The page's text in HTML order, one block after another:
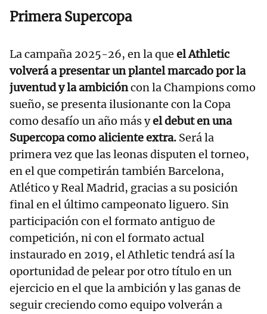
Primera Supercopa
La campaña 2025-26, en la que el Athletic
volverá a presentar un plantel marcado por la
juventud y la ambicióncon la Champions como
sueño, se presenta ilusionante con la Copa
como desafío un año más yel debut en una
Supercopa como aliciente extra. Será la
primera vez que las leonas disputen el torneo,
en el que competirán también Barcelona,
Atlético y Real Madrid, gracias a su posición
final en el último campeonato liguero. Sin
participación con el formato antiguo de
competición, ni con el formato actual
instaurado en 2019, el Athletic tendrá así la
oportunidad de pelear por otro título en un
ejercicio en el que la ambición y las ganas de
seguir creciendo como equipo volverán a